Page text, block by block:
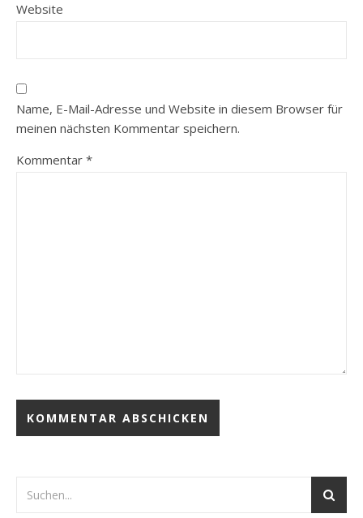
Website
Name, E-Mail-Adresse und Website in diesem Browser für
meinen nächsten Kommentar speichern.
Kommentar *